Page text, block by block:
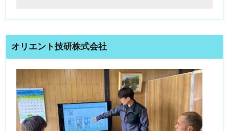
オリエント技研株式会社